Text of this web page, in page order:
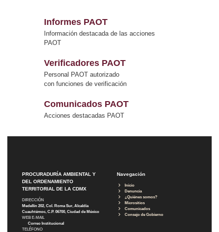
Informes PAOT
Información destacada de las acciones
PAOT
Verificadores PAOT
Personal PAOT autorizado
con funciones de verificación
Comunicados PAOT
Acciones destacadas PAOT
PROCURADURÍA AMBIENTAL Y
DEL ORDENAMIENTO
TERRITORIAL DE LA CDMX
DIRECCIÓN
Medellín 202, Col. Roma Sur, Alcaldía
Cuauhtémoc, C.P. 06700, Ciudad de México
WEB E-MAIL
Correo Institucional
TELÉFONO
Navegación
Inicio
Denuncia
¿Quiénes somos?
Micrositios
Comunicados
Consejo de Gobierno